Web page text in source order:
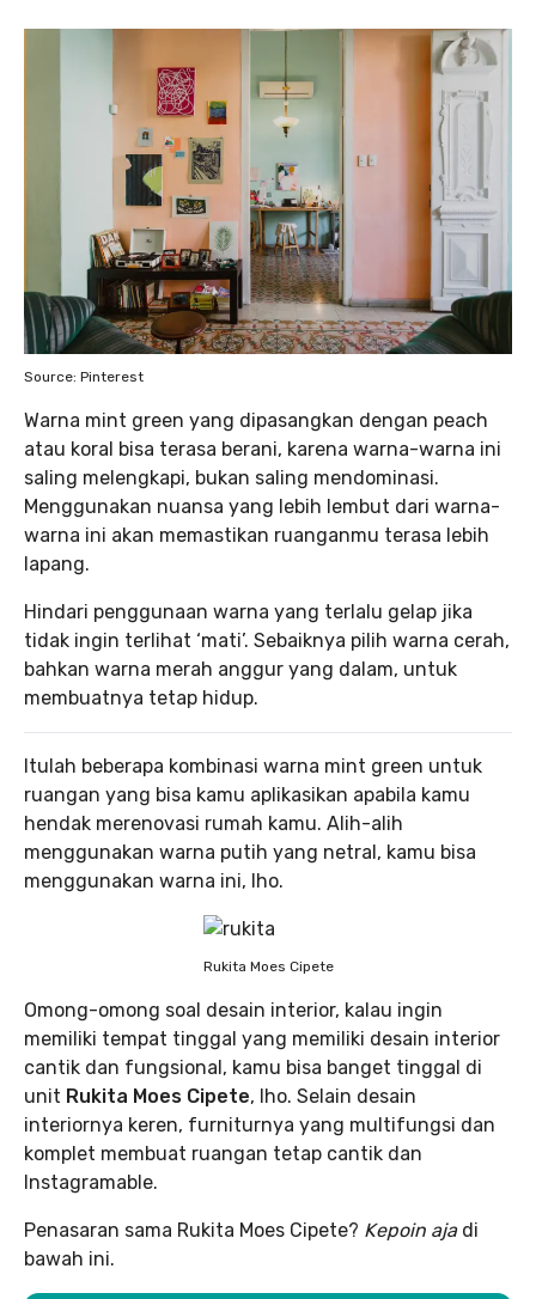
Source: Pinterest
Warna mint green yang dipasangkan dengan peach
atau koral bisa terasa berani, karena warna-warna ini
saling melengkapi, bukan saling mendominasi.
Menggunakan nuansa yang lebih lembut dari warna-
warna ini akan memastikan ruanganmu terasa lebih
lapang.
Hindari penggunaan warna yang terlalu gelap jika
tidak ingin terlihat ‘mati’. Sebaiknya pilih warna cerah,
bahkan warna merah anggur yang dalam, untuk
membuatnya tetap hidup.
Itulah beberapa kombinasi warna mint green untuk
ruangan yang bisa kamu aplikasikan apabila kamu
hendak merenovasi rumah kamu. Alih-alih
menggunakan warna putih yang netral, kamu bisa
menggunakan warna ini, lho.
Rukita Moes Cipete
Omong-omong soal desain interior, kalau ingin
memiliki tempat tinggal yang memiliki desain interior
cantik dan fungsional, kamu bisa banget tinggal di
unit Rukita Moes Cipete, lho. Selain desain
interiornya keren, furniturnya yang multifungsi dan
komplet membuat ruangan tetap cantik dan
Instagramable.
Penasaran sama Rukita Moes Cipete? Kepoin ajadi
bawah ini.